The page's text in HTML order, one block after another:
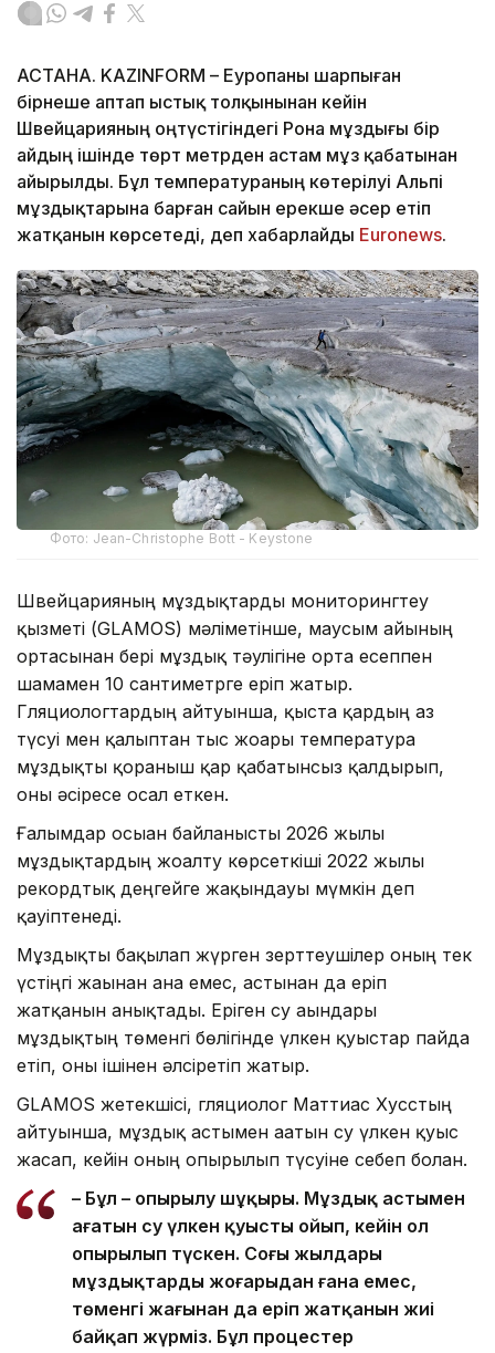
АСТАНА. KAZINFORM – Еуропаны шарпыған
бірнеше аптап ыстық толқынынан кейін
Швейцарияның оңтүстігіндегі Рона мұздығы бір
айдың ішінде төрт метрден астам мұз қабатынан
айырылды. Бұл температураның көтерілуі Альпі
мұздықтарына барған сайын ерекше әсер етіп
жатқанын көрсетеді, деп хабарлайды Еuronews.
Фото: Jean-Christophe Bott - Keystone
Швейцарияның мұздықтарды мониторингтеу
қызметі (GLAMOS) мәліметінше, маусым айының
ортасынан бері мұздық тәулігіне орта есеппен
шамамен 10 сантиметрге еріп жатыр.
Гляциологтардың айтуынша, қыста қардың аз
түсуі мен қалыптан тыс жоғары температура
мұздықты қорғаныш қар қабатынсыз қалдырып,
оны әсіресе осал еткен.
Ғалымдар осыған байланысты 2026 жылы
мұздықтардың жоғалту көрсеткіші 2022 жылғы
рекордтық деңгейге жақындауы мүмкін деп
қауіптенеді.
Мұздықты бақылап жүрген зерттеушілер оның тек
үстіңгі жағынан ғана емес, астынан да еріп
жатқанын анықтады. Еріген су ағындары
мұздықтың төменгі бөлігінде үлкен қуыстар пайда
етіп, оны ішінен әлсіретіп жатыр.
GLAMOS жетекшісі, гляциолог Маттиас Хусстың
айтуынша, мұздық астымен ағатын су үлкен қуыс
жасап, кейін оның опырылып түсуіне себеп болған.
– Бұл – опырылу шұңқыры. Мұздық астымен
ағатын су үлкен қуысты ойып, кейін ол
опырылып түскен. Соңғы жылдары
мұздықтардың жоғарыдан ғана емес,
төменгі жағынан да еріп жатқанын жиі
байқап жүрміз. Бұл процестер